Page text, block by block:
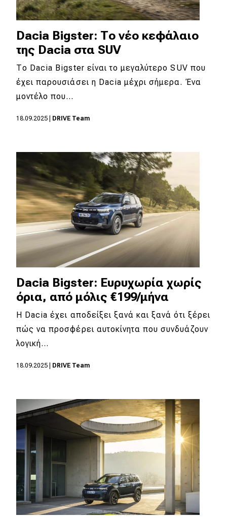
Dacia Bigster: Το νέο κεφάλαιο
της Dacia στα SUV
Το Dacia Bigster είναι το μεγαλύτερο SUV που
έχει παρουσιάσει η Dacia μέχρι σήμερα. Ένα
μοντέλο που…
18.09.2025 DRIVE Team
Dacia Bigster: Ευρυχωρία χωρίς
όρια, από μόλις €199/μήνα
Η Dacia έχει αποδείξει ξανά και ξανά ότι ξέρει
πώς να προσφέρει αυτοκίνητα που συνδυάζουν
λογική…
18.09.2025 DRIVE Team